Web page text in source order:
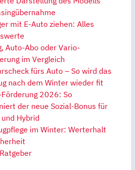
mit E-Auto ziehen: Alles
Auto-Abo oder Vario-
im Vergleich
fürs Auto – So wird das
nach dem Winter wieder fit
2026: So
der neue Sozial-Bonus für
Hybrid
im Winter: Werterhalt